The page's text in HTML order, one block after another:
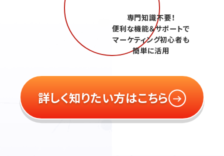
専門知識不要！
便利な機能＆サポートで
マーケティング初心者も
簡単に活用
詳しく知りたい方はこちら